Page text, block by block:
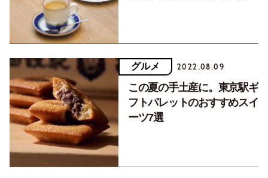
グルメ 2022.08.09
この夏の手土産に。東京駅ギ
フトパレットのおすすめスイ
ーツ7選